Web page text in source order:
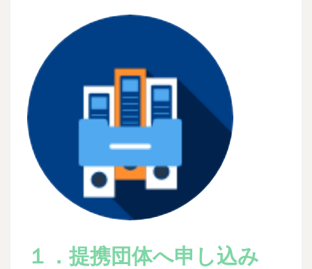
１．提携団体へ申し込み